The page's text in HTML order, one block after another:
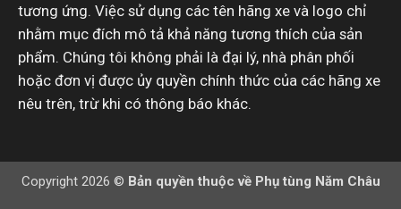
tương ứng. Việc sử dụng các tên hãng xe và logo chỉ
nhằm mục đích mô tả khả năng tương thích của sản
phẩm. Chúng tôi không phải là đại lý, nhà phân phối
hoặc đơn vị được ủy quyền chính thức của các hãng xe
nêu trên, trừ khi có thông báo khác.
Copyright 2026 © Bản quyền thuộc về Phụ tùng Năm Châu